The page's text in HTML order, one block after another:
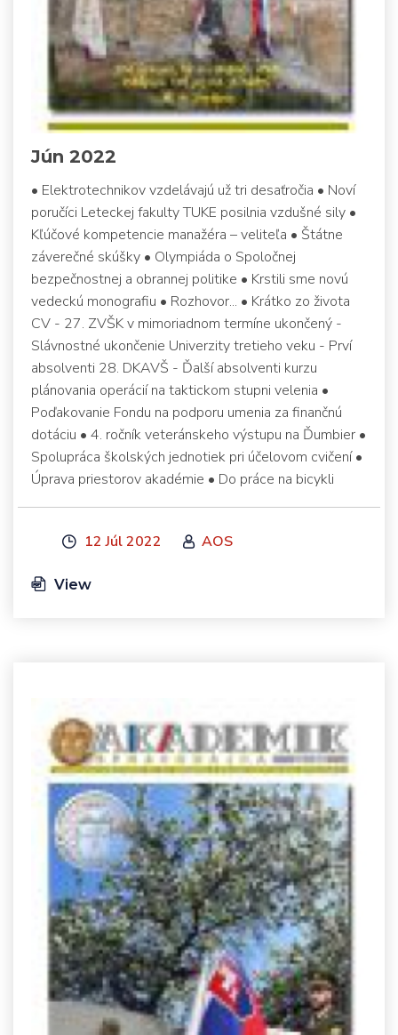
Jún 2022
• Elektrotechnikov vzdelávajú už tri desaťročia • Noví
poručíci Leteckej fakulty TUKE posilnia vzdušné sily •
Kľúčové kompetencie manažéra – veliteľa • Štátne
záverečné skúšky • Olympiáda o Spoločnej
bezpečnostnej a obrannej politike • Krstili sme novú
vedeckú monografiu • Rozhovor... • Krátko zo života
CV - 27. ZVŠK v mimoriadnom termíne ukončený -
Slávnostné ukončenie Univerzity tretieho veku - Prví
absolventi 28. DKAVŠ - Ďalší absolventi kurzu
plánovania operácií na taktickom stupni velenia •
Poďakovanie Fondu na podporu umenia za finančnú
dotáciu • 4. ročník veteránskeho výstupu na Ďumbier •
Spolupráca školských jednotiek pri účelovom cvičení •
Úprava priestorov akadémie • Do práce na bicykli
12 Júl 2022 AOS
View